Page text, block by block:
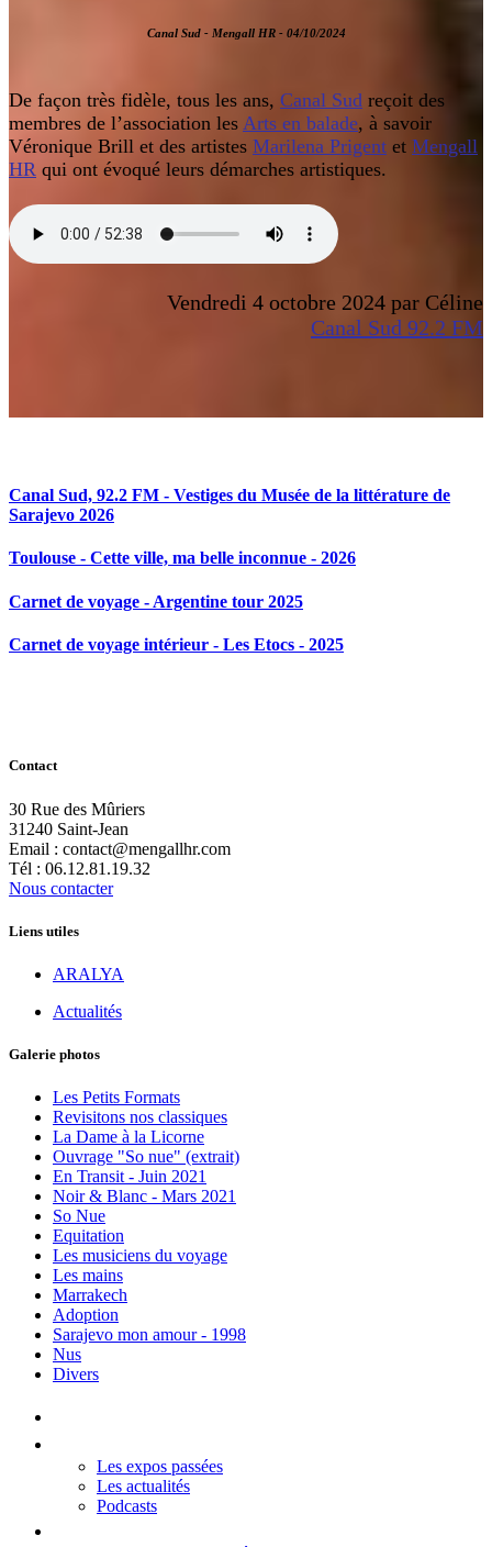
Canal Sud - Mengall HR - 04/10/2024
De façon très fidèle, tous les ans, Canal Sud reçoit des
membres de l’association les Arts en balade, à savoir
Véronique Brill et des artistes Marilena Prigent et Mengall
HR qui ont évoqué leurs démarches artistiques.
Vendredi 4 octobre 2024 par Céline
Canal Sud 92.2 FM
Canal Sud, 92.2 FM - Vestiges du Musée de la littérature de
Sarajevo 2026
Toulouse - Cette ville, ma belle inconnue - 2026
Carnet de voyage - Argentine tour 2025
Carnet de voyage intérieur - Les Etocs - 2025
Contact
30 Rue des Mûriers
31240 Saint-Jean
Email : contact@mengallhr.com
Tél : 06.12.81.19.32
Nous contacter
Liens utiles
ARALYA
Actualités
Galerie photos
Les Petits Formats
Revisitons nos classiques
La Dame à la Licorne
Ouvrage "So nue" (extrait)
En Transit - Juin 2021
Noir & Blanc - Mars 2021
So Nue
Equitation
Les musiciens du voyage
Les mains
Marrakech
Adoption
Sarajevo mon amour - 1998
Nus
Divers
Les expos passées
Les actualités
Podcasts